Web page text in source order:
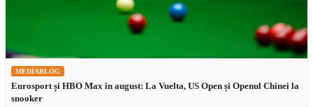
MEDIABLOG
Eurosport și HBO Max în august: La Vuelta, US Open și Openul Chinei la
snooker